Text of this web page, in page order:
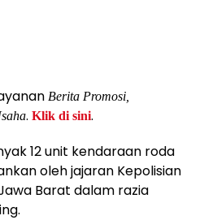
Berita Promosi,
. Klik di sini.
12 unit kendaraan roda
oleh jajaran Kepolisian
Barat dalam razia